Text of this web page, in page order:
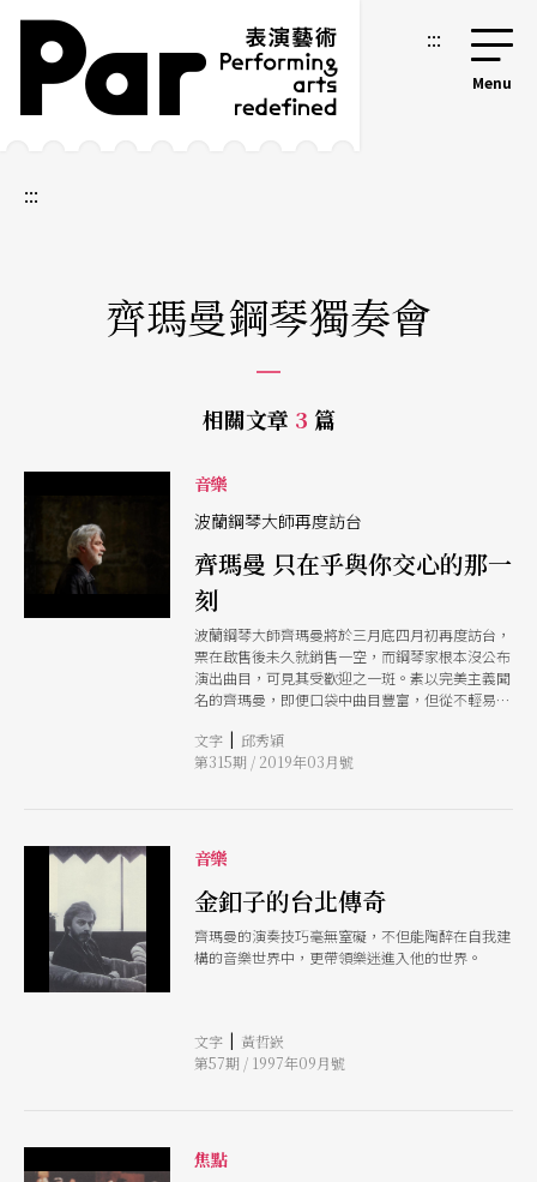
跳到主要內容區塊
網站導覽 :::
:::
齊瑪曼鋼琴獨奏會
相關文章 3 篇
音樂
波蘭鋼琴大師再度訪台
齊瑪曼 只在乎與你交心的那一
刻
波蘭鋼琴大師齊瑪曼將於三月底四月初再度訪台，
票在啟售後未久就銷售一空，而鋼琴家根本沒公布
演出曲目，可見其受歡迎之一斑。素以完美主義聞
名的齊瑪曼，即便口袋中曲目豐富，但從不輕易答
耳聆賞他傳奇的樂音，齊瑪曼也期待觀眾的真誠傾
聽，與他短暫相逢、片刻交心。
文字 | 邱秀穎
第315期 / 2019年03月號
音樂
金釦子的台北傳奇
齊瑪曼的演奏技巧毫無窒礙，不但能陶醉在自我建
構的音樂世界中，更帶領樂迷進入他的世界。
文字 | 黃哲嶔
第57期 / 1997年09月號
焦點